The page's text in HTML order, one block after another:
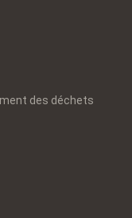
des déchets